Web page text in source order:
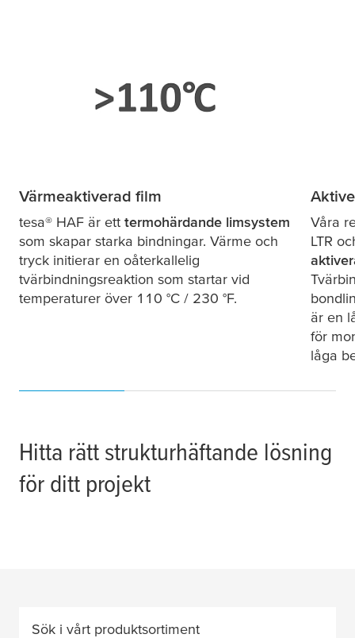
Värmeaktiverad film
tesa® HAF är ett termohärdande limsystem
som skapar starka bindningar. Värme och
tryck initierar en oåterkallelig
tvärbindningsreaktion som startar vid
temperaturer över 110 °C / 230 °F.
Våra
LTR
är en
för
låga
Hitta rätt strukturhäftande lösning
för ditt projekt
Sök i vårt produktsortiment